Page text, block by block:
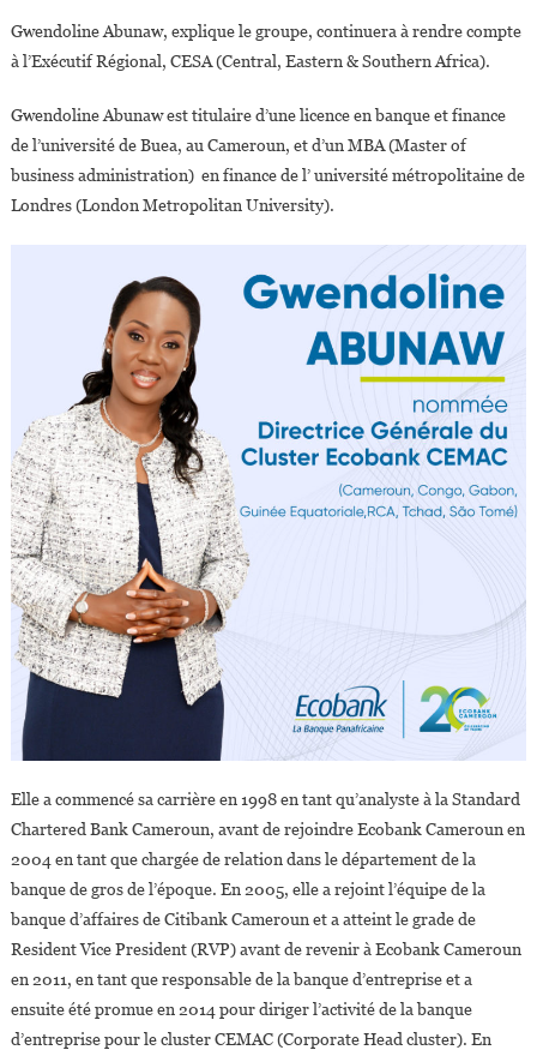
Cluster
Ecobank
Gwendoline Abunaw, explique le groupe, continuera à rendre compte
à l’Exécutif Régional, CESA (Central, Eastern & Southern Africa).
Gwendoline Abunaw est titulaire d’une licence en banque et finance
de l’université de Buea, au Cameroun, et d’un MBA (Master of
business administration) en finance de l’ université métropolitaine de
Londres (London Metropolitan University).
Elle a commencé sa carrière en 1998 en tant qu’analyste à la Standard
Chartered Bank Cameroun, avant de rejoindre Ecobank Cameroun en
2004 en tant que chargée de relation dans le département de la
banque de gros de l’époque. En 2005, elle a rejoint l’équipe de la
banque d’affaires de Citibank Cameroun et a atteint le grade de
Resident Vice President (RVP) avant de revenir à Ecobank Cameroun
en 2011, en tant que responsable de la banque d’entreprise et a
ensuite été promue en 2014 pour diriger l’activité de la banque
d’entreprise pour le cluster CEMAC (Corporate Head cluster). En